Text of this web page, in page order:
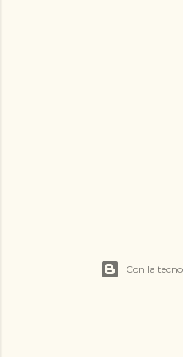
Con la